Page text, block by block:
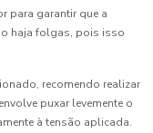
para garantir que a
haja folgas, pois isso
recomendo realizar
puxar levemente o
à tensão aplicada.